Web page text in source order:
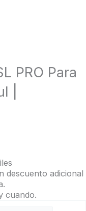
PRO Para
|
adicional
cuando.